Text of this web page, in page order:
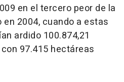
en el tercero peor de la
2004, cuando a estas
ardido 100.874,21
97.415 hectáreas